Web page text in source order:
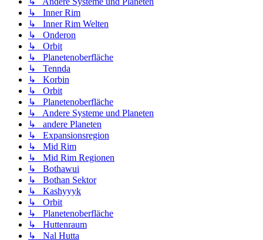
↳ Inner Rim
↳ Inner Rim Welten
↳ Onderon
↳ Orbit
↳ Planetenoberfläche
↳ Tennda
↳ Korbin
↳ Orbit
↳ Planetenoberfläche
↳ Andere Systeme und Planeten
↳ andere Planeten
↳ Expansionsregion
↳ Mid Rim
↳ Mid Rim Regionen
↳ Bothawui
↳ Bothan Sektor
↳ Kashyyyk
↳ Orbit
↳ Planetenoberfläche
↳ Huttenraum
↳ Nal Hutta